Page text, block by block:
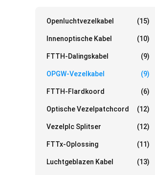
Openluchtvezelkabel (15)
Innenoptische Kabel (10)
FTTH-Dalingskabel (9)
OPGW-Vezelkabel (9)
FTTH-Flardkoord (6)
Optische Vezelpatchcord (12)
Vezelplc Splitser (12)
FTTx-Oplossing (11)
Luchtgeblazen Kabel (13)